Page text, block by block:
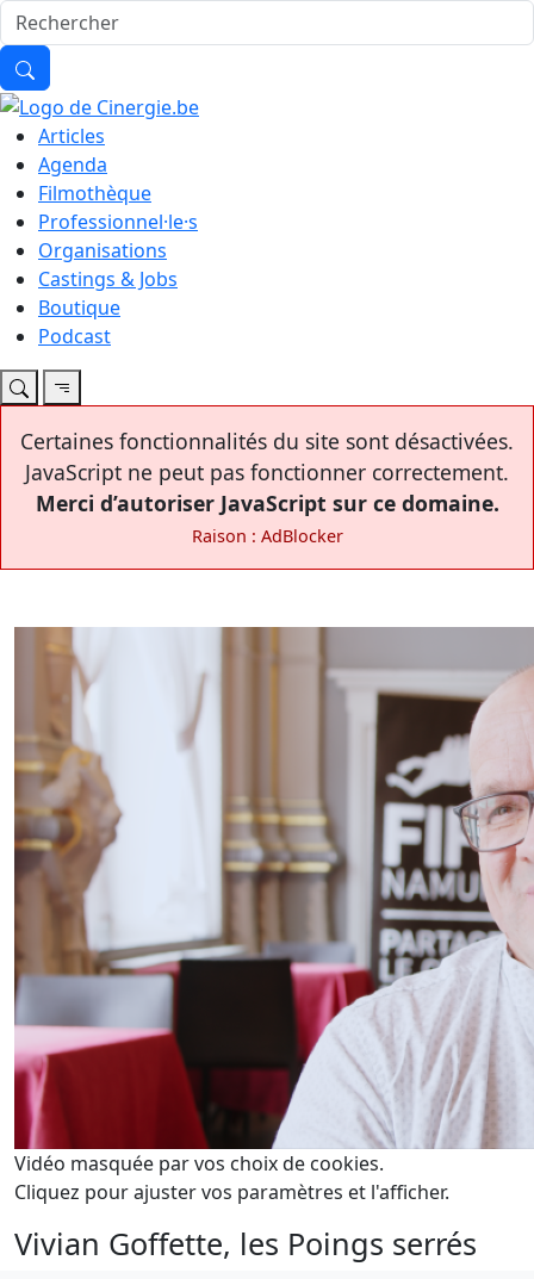
Articles
Agenda
Filmothèque
Professionnel·le·s
Organisations
Castings & Jobs
Boutique
Podcast
Certaines fonctionnalités du site sont désactivées.
JavaScript ne peut pas fonctionner correctement.
Merci d’autoriser JavaScript sur ce domaine.
Raison : AdBlocker
Vidéo masquée par vos choix de cookies.
Cliquez pour ajuster vos paramètres et l'afficher.
Vivian Goffette, les Poings serrés